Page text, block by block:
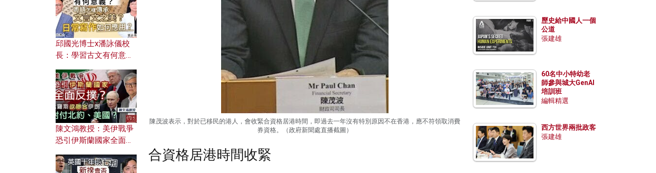
陳茂波表示，對於已移民的港人，會收緊合資格居港時間，即過去一年沒有特別原因不在香港，應不符領取消費
券資格。（政府新聞處直播截圖）
合資格居港時間收緊
何盤算？
邱國光博士x潘詠儀校
長：學習古文有何意
文之美？ 日常寫作如何
應用？
陳文鴻教授：美伊戰爭
恐引伊斯蘭國家全面反
對付北約美國？
歷史給中國人一個
公道
張建雄
60名中小特幼老
師參與城大GenAI
培訓班
編輯精選
西方世界兩批政客
張建雄